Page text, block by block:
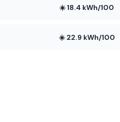
☀️ 18.4 kWh/100
☀️ 22.9 kWh/100